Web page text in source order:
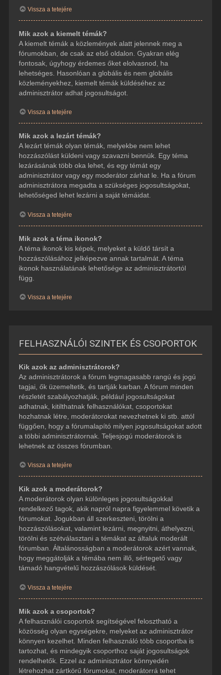
Vissza a tetejére
Mik azok a kiemelt témák?
A kiemelt témák a közlemények alatt jelennek meg a
fórumokban, de csak az első oldalon. Gyakran elég
fontosak, úgyhogy érdemes őket elolvasnod, ha
lehetséges. Hasonlóan a globális és nem globális
közleményekhez, kiemelt témák küldéséhez az
adminisztrátor adhat jogosultságot.
Vissza a tetejére
Mik azok a lezárt témák?
A lezárt témák olyan témák, melyekbe nem lehet
hozzászólást küldeni vagy szavazni bennük. Egy téma
lezárásának több oka lehet, és egy témát egy
adminisztrátor vagy egy moderátor zárhat le. Ha a fórum
adminisztrátora megadta a szükséges jogosultságokat,
lehetőséged lehet lezárni a saját témáidat.
Vissza a tetejére
Mik azok a téma ikonok?
A téma ikonok kis képek, melyeket a küldő társít a
hozzászólásához jelképezve annak tartalmát. A téma
ikonok használatának lehetősége az adminisztrátortól
függ.
Vissza a tetejére
FELHASZNÁLÓI SZINTEK ÉS CSOPORTOK
Kik azok az adminisztrátorok?
Az adminisztrátorok a fórum legmagasabb rangú és jogú
tagjai, ők üzemeltetik, és tartják karban. A fórum minden
részletét szabályozhatják, például jogosultságokat
adhatnak, kitilthatnak felhasználókat, csoportokat
hozhatnak létre, moderátorokat nevezhetnek ki stb. attól
függően, hogy a fórumalapító milyen jogosultságokat adott
a többi adminisztrátornak. Teljesjogú moderátorok is
lehetnek az összes fórumban.
Vissza a tetejére
Kik azok a moderátorok?
A moderátorok olyan különleges jogosultságokkal
rendelkező tagok, akik napról napra figyelemmel követik a
fórumokat. Jogukban áll szerkeszteni, törölni a
hozzászólásokat, valamint lezárni, megnyitni, áthelyezni,
törölni és szétválasztani a témákat az általuk moderált
fórumban. Általánosságban a moderátorok azért vannak,
hogy meggátolják a témába nem illő, sértegető vagy
támadó hangvételű hozzászólások küldését.
Vissza a tetejére
Mik azok a csoportok?
A felhasználói csoportok segítségével felosztható a
közösség olyan egységekre, melyeket az adminisztrátor
könnyen kezelhet. Minden felhasználó több csoportba is
tartozhat, és mindegyik csoporthoz saját jogosultságok
rendelhetők. Ezzel az adminisztrátor könnyedén
létrehozhat zártkörű fórumokat, moderátorrá tehet